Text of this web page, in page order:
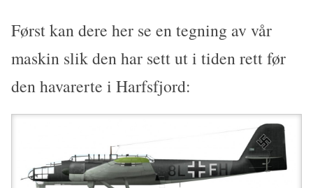
Først kan dere her se en tegning av vår
maskin slik den har sett ut i tiden rett før
den havarerte i Harfsfjord: